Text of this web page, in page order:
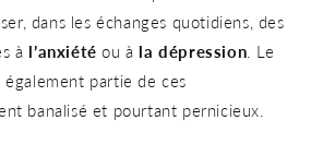
dans les échanges quotidiens, des
à l’anxiété ou à la dépression . Le
partie de ces
banalisé et pourtant pernicieux.